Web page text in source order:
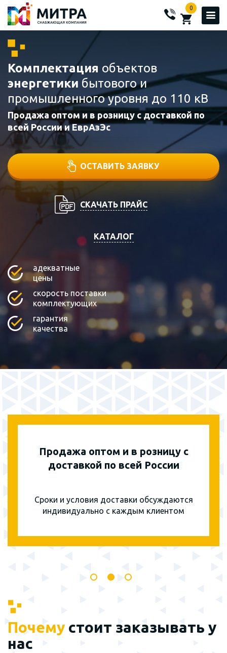
0
Комплектация объектов
энергетики бытового и
промышленного уровня до 110 кВ
Продажа оптом и в розницу с доставкой по
всей России и ЕврАзЭс
ОСТАВИТЬ ЗАЯВКУ
СКАЧАТЬ ПРАЙС
КАТАЛОГ
адекватные
цены
скорость поставки
комплектующих
гарантия
качества
Продажа оптом и в розницу с
доставкой по всей России
Сроки и условия доставки обсуждаются
индивидуально с каждым клиентом
Почему стоит заказывать у
нас